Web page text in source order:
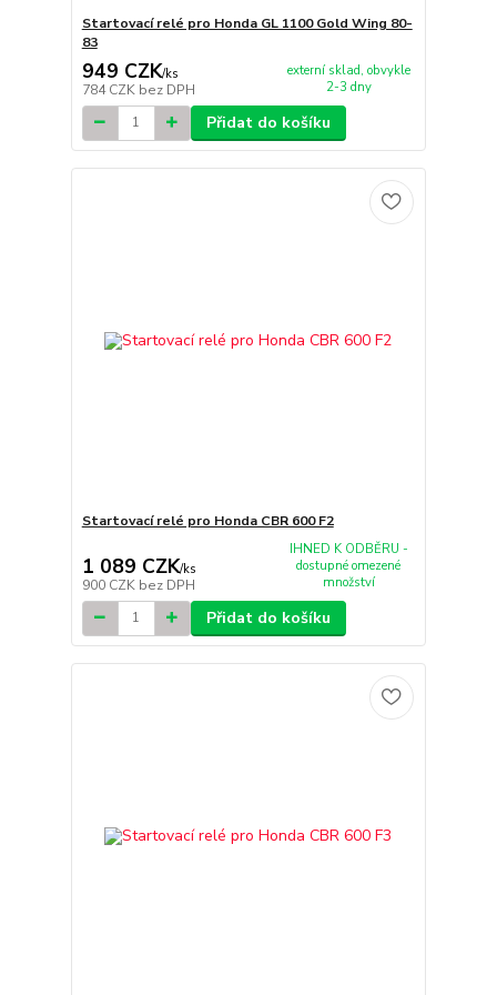
Startovací relé pro Honda GL 1100 Gold Wing 80-
83
949 CZK/ks
784 CZK bez DPH
externí sklad, obvykle
2-3 dny
Přidat do košíku
Startovací relé pro Honda CBR 600 F2
1 089 CZK/ks
900 CZK bez DPH
IHNED K ODBĚRU -
dostupné omezené
množství
Přidat do košíku